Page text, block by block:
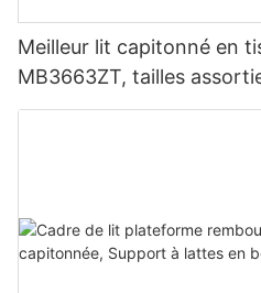
Meilleur lit capitonné en
MB3663ZT, tailles
d'usine - JLH Furniture